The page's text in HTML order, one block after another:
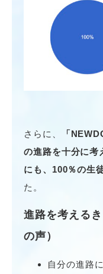
さらに、
「
の進路を十分に考
にも、100％の生
た。
進路を考える
の声）
自分の進路